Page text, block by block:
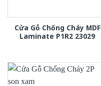
Cửa Gỗ Chống Cháy MDF
Laminate P1R2 23029